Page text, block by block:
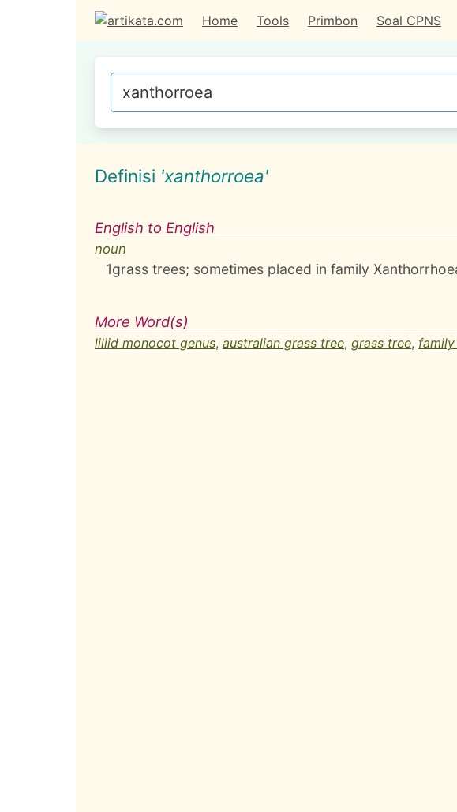
Home Tools Primbon Soal CPNS
Definisi 'xanthorroea'
English to English
noun
1grass trees; sometimes placed in family
More Word(s)
liliid monocot genus, australian grass tree, grass tree,